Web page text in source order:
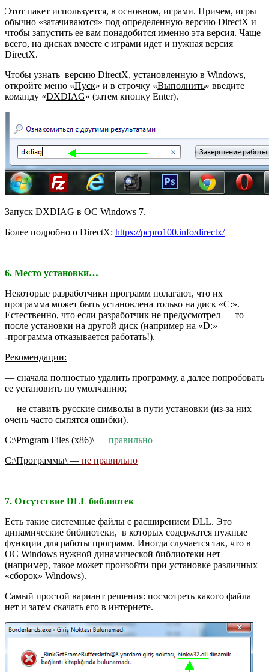
Этот пакет используется, в основном, играми. Причем, игры
обычно «затачиваются» под определенную версию DirectX и
чтобы запустить ее вам понадобится именно эта версия. Чаще
всего, на дисках вместе с играми идет и нужная версия
DirectX.
Чтобы узнать версию DirectX, установленную в Windows,
откройте меню «Пуск» и в строчку «Выполнить» введите
команду «DXDIAG» (затем кнопку Enter).
Запуск DXDIAG в ОС Windows 7.
Более подробно о DirectX: https://pcpro100.info/directx/
6. Место установки…
Некоторые разработчики программ полагают, что их
программа может быть установлена только на диск «C:».
Естественно, что если разработчик не предусмотрел — то
после установки на другой диск (например на «D:»
-программа отказывается работать!).
Рекомендации:
— сначала полностью удалить программу, а далее попробовать
ее установить по умолчанию;
— не ставить русские символы в пути установки (из-за них
очень часто сыпятся ошибки).
C:\Program Files (x86)\ — правильно
C:\Программы\ — не правильно
7. Отсутствие DLL библиотек
Есть такие системные файлы с расширением DLL. Это
динамические библиотеки, в которых содержатся нужные
функции для работы программ. Иногда случается так, что в
ОС Windows нужной динамической библиотеки нет
(например, такое может произойти при установке различных
«сборок» Windows).
Самый простой вариант решения: посмотреть какого файла
нет и затем скачать его в интернете.